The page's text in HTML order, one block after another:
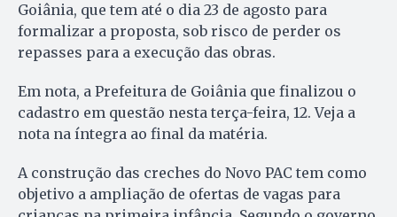
Goiânia, que tem até o dia 23 de agosto para
formalizar a proposta, sob risco de perder os
repasses para a execução das obras.
Em nota, a Prefeitura de Goiânia que finalizou o
cadastro em questão nesta terça-feira, 12. Veja a
nota na íntegra ao final da matéria.
A construção das creches do Novo PAC tem como
objetivo a ampliação de ofertas de vagas para